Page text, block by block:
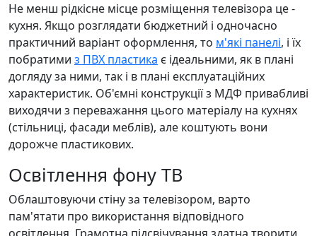
Не менш рідкісне місце розміщення телевізора це -
кухня. Якщо розглядати бюджетний і одночасно
практичний варіант оформлення, то м'які панелі, і їх
побратими з ПВХ пластика є ідеальними, як в плані
догляду за ними, так і в плані експлуатаційних
характеристик. Об'ємні конструкції з МДФ привабливі
виходячи з переважання цього матеріалу на кухнях
(стільниці, фасади меблів), але коштують вони
дорожче пластикових.
Освітлення фону ТВ
Облаштовуючи стіну за телевізором, варто
пам'ятати про використання відповідного